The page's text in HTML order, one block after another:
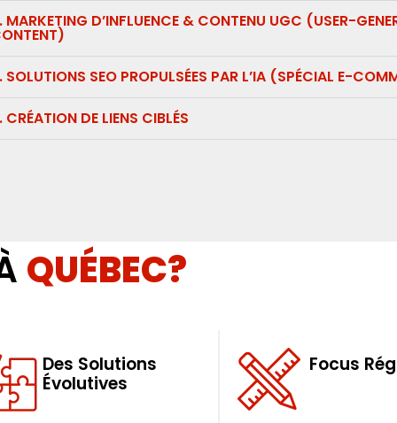
MARKETING D’INFLUENCE & CONTENU UGC (USER-
SOLUTIONS SEO PROPULSÉES PAR L’IA (SPÉCIAL E-
CRÉATION DE LIENS CIBLÉS​
QUÉBEC?
Des Solutions
Évolutives
Focus